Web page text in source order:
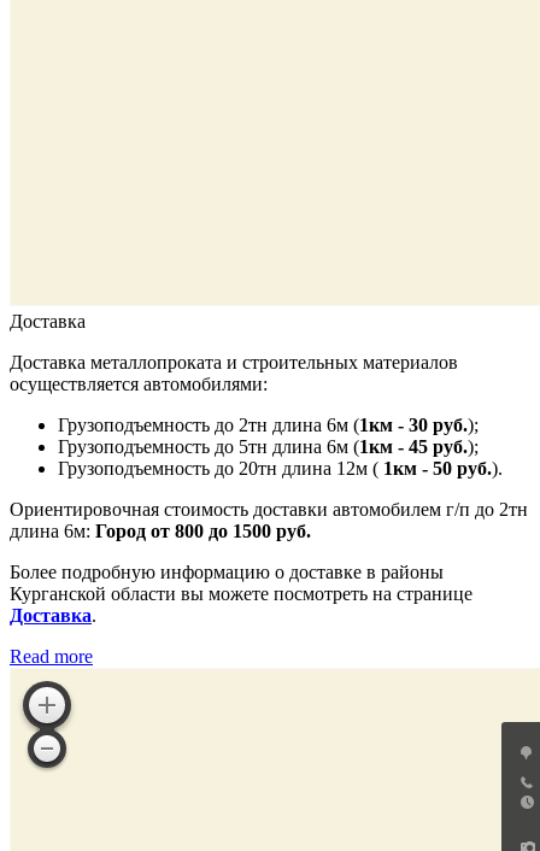
Доставка
Доставка металлопроката и строительных материалов
осуществляется автомобилями:
Грузоподъемность до 2тн длина 6м (1км - 30 руб.);
Грузоподъемность до 5тн длина 6м (1км - 45 руб.);
Грузоподъемность до 20тн длина 12м ( 1км - 50 руб.).
Ориентировочная стоимость доставки автомобилем г/п до 2тн
длина 6м: Город от 800 до 1500 руб.
Более подробную информацию о доставке в районы
Курганской области вы можете посмотреть на странице
Доставка.
Read more